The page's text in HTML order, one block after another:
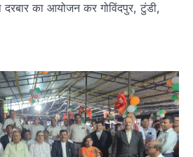
का आयोजन कर गोविंदपुर, टुंडी,